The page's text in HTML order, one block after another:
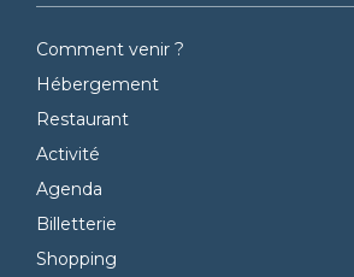
Comment venir ?
Hébergement
Restaurant
Activité
Agenda
Billetterie
Shopping